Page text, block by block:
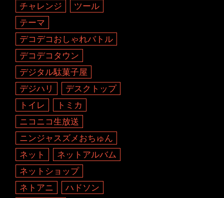
チャレンジ
ツール
テーマ
デコデコおしゃれバトル
デコデコタウン
デジタル駄菓子屋
デジハリ
デスクトップ
トイレ
トミカ
ニコニコ生放送
ニンジャスズメおちゅん
ネット
ネットアルバム
ネットショップ
ネトアニ
ハドソン